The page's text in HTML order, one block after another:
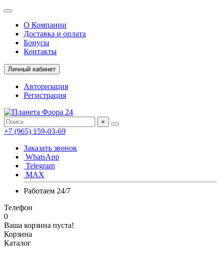
О Компании
Доставка и оплата
Бонусы
Контакты
Личный кабинет
Авторизация
Регистрация
×
+7 (965) 159-03-69
Заказать звонок
WhatsApp
Telegram
MAX
Работаем 24/7
Телефон
0
Ваша корзина пуста!
Корзина
Каталог